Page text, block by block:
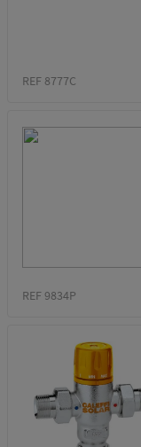
REF 8777C
REF 9834P